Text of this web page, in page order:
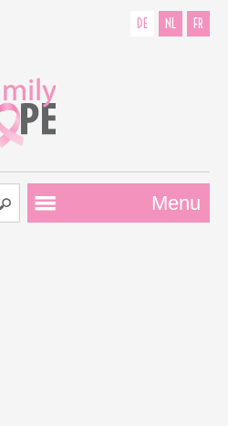
DE NL FR
Menu